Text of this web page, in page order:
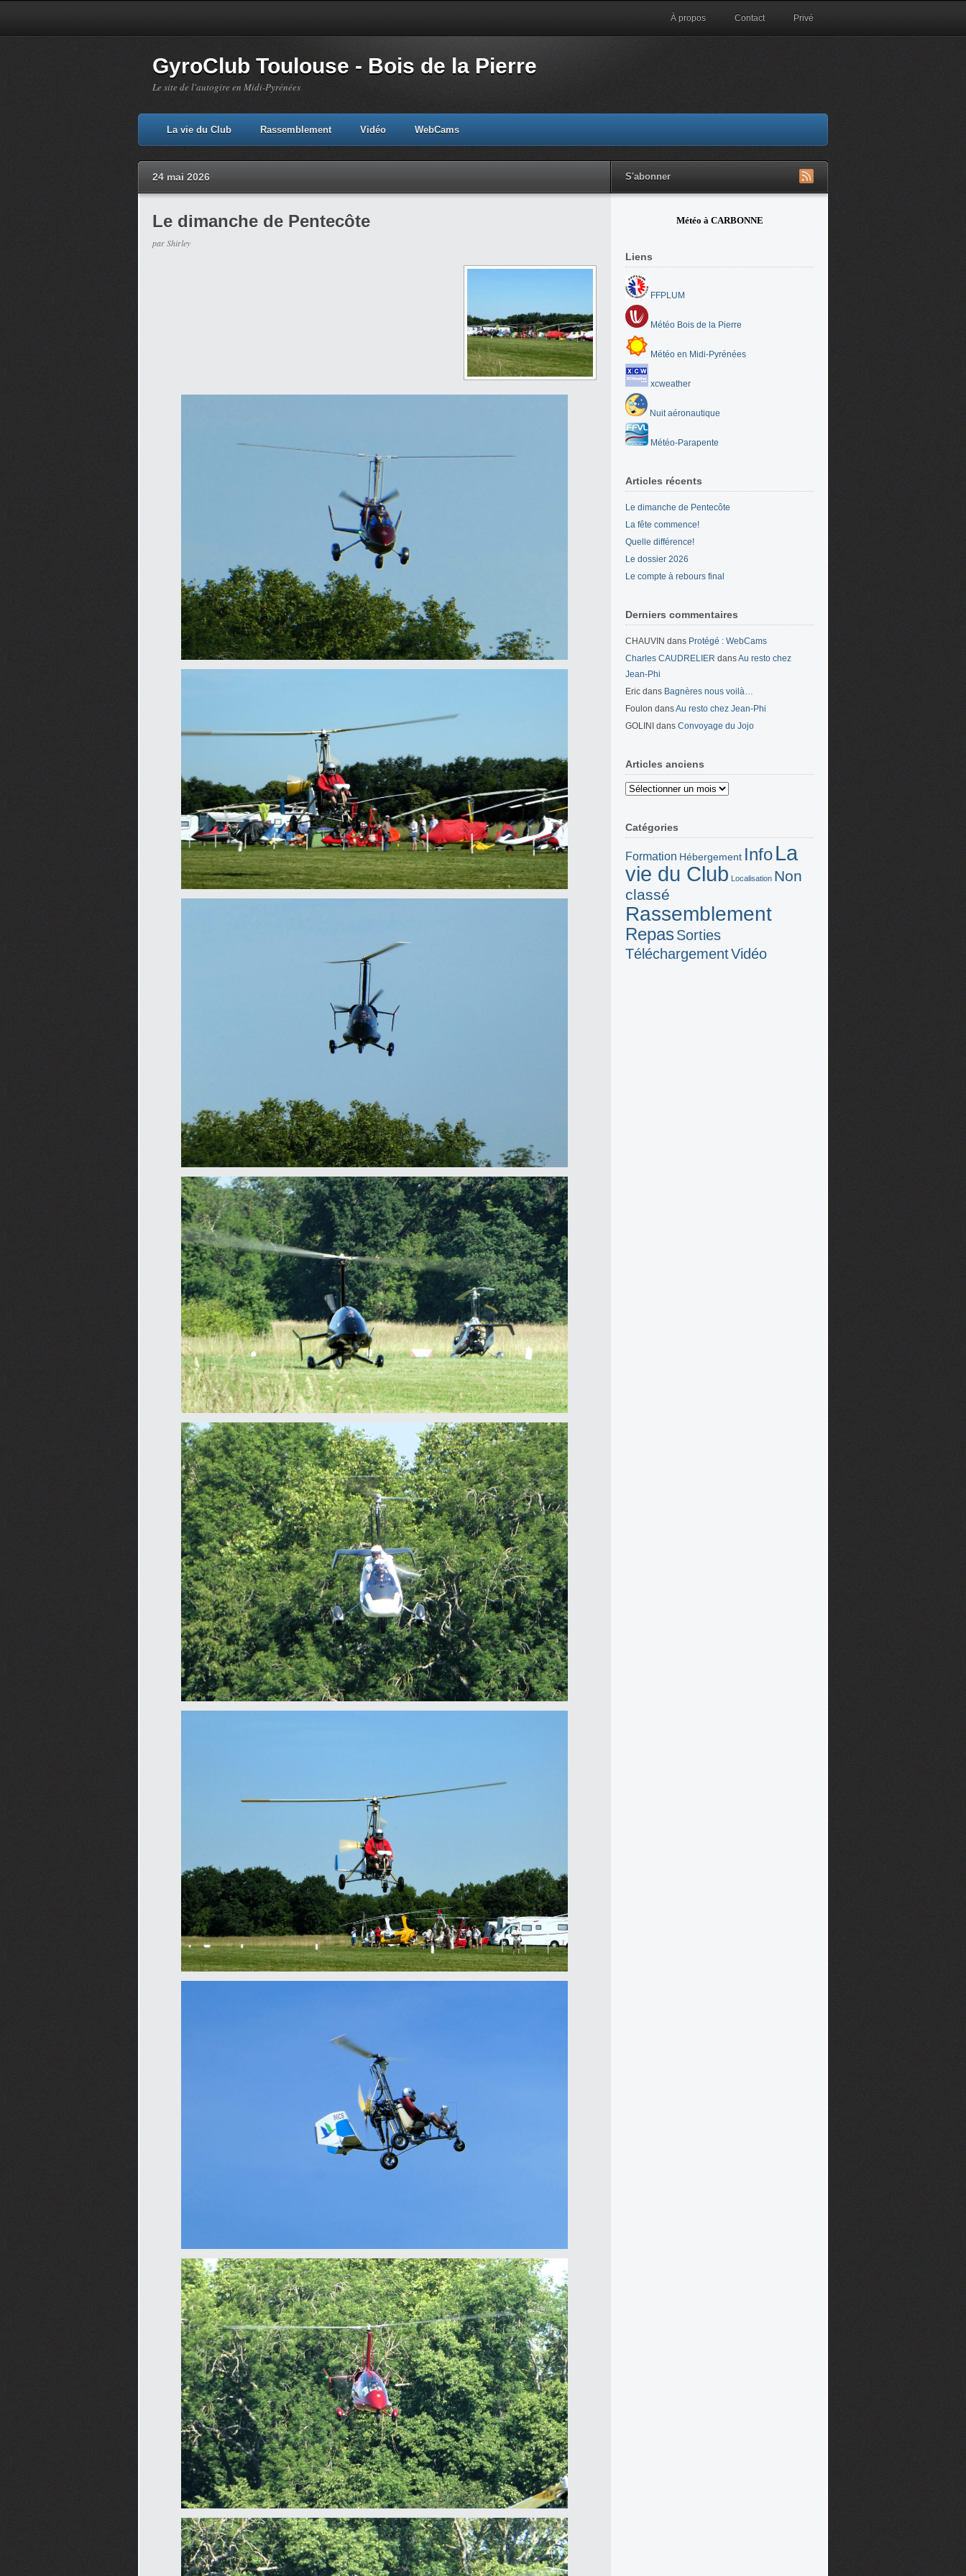
À propos Contact Privé
GyroClub Toulouse - Bois de la Pierre
Le site de l'autogire en Midi-Pyrénées
La vie du Club Rassemblement Vidéo WebCams
24 mai 2026 S'abonner
Le dimanche de Pentecôte
par Shirley
Météo à CARBONNE
Liens
FFPLUM
Météo Bois de la Pierre
Météo en Midi-Pyrénées
xcweather
Nuit aéronautique
Météo-Parapente
Articles récents
Le dimanche de Pentecôte
La fête commence!
Quelle différence!
Le dossier 2026
Le compte à rebours final
Derniers commentaires
CHAUVIN dans Protégé : WebCams
Charles CAUDRELIER dansAu resto chez
Jean-Phi
Eric dans Bagnères nous voilà…
Foulon dansAu resto chez Jean-Phi
GOLINI dans Convoyage du Jojo
Articles anciens
Articles
Catégories
Formation Hébergement InfoLa
vie du Club Localisation Non
classé
Rassemblement
Repas Sorties
TéléchargementVidéo